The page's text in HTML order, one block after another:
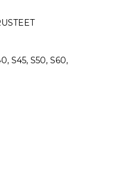
S45, S50, S60,